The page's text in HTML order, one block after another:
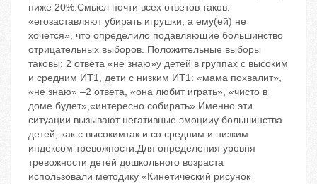
ниже 20%.Смысл почти всех ответов таков:
«егозаставляют убирать игрушки, а ему(ей) не
хочется», что определило подавляющие большинство
отрицательных выборов. Положительные выборы
таковы: 2 ответа «не знаю»у детей в группах с высоким
и средним ИТ1, дети с низким ИТ1: «мама похвалит»,
«не знаю» –2 ответа, «она любит играть», «чисто в
доме будет»,«интересно собирать».Именно эти
ситуации вызывают негативные эмоцииу большинства
детей, как с высокимтак и со средним и низким
индексом тревожности.Для определения уровня
тревожности детей дошкольного возраста
использовали методику «Кинетический рисунок